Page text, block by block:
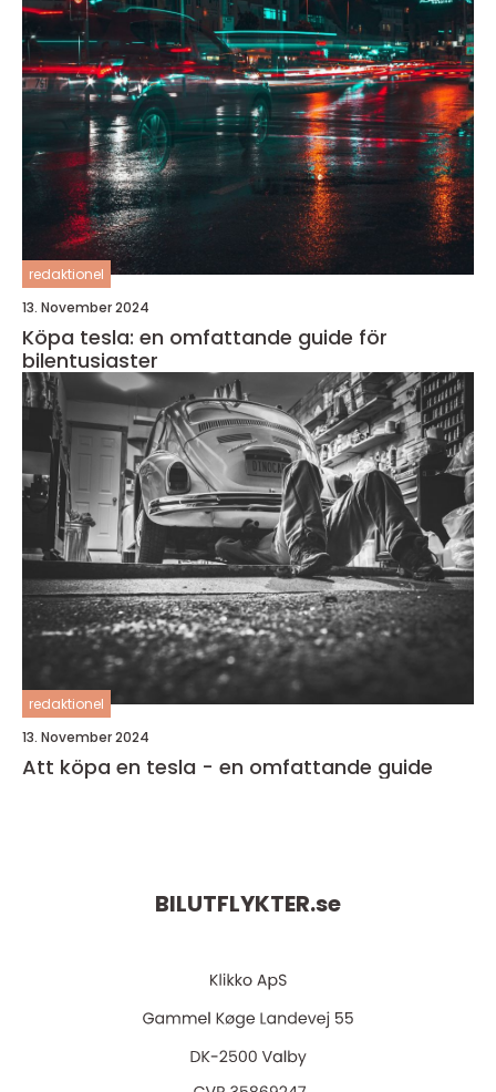
redaktionel
13. November 2024
Köpa tesla: en omfattande guide för
bilentusiaster
redaktionel
13. November 2024
Att köpa en tesla - en omfattande guide
BILUTFLYKTER.se